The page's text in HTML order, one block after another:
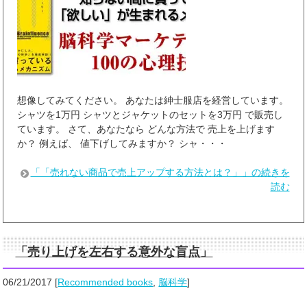
想像してみてください。 あなたは紳士服店を経営しています。
シャツを1万円 シャツとジャケットのセットを3万円 で販売し
ています。 さて、あなたなら どんな方法で 売上を上げます
か？ 例えば、 値下げしてみますか？ シャ・・・
「「売れない商品で売上アップする方法とは？」」の続きを
読む
「売り上げを左右する意外な盲点」
06/21/2017 [Recommended books, 脳科学]